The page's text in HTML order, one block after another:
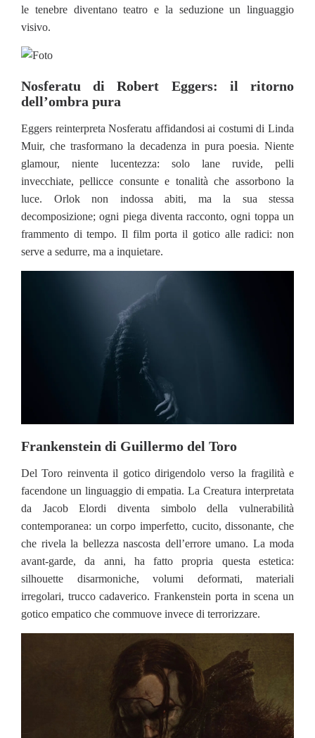
le tenebre diventano teatro e la seduzione un linguaggio
visivo.
Nosferatu di Robert Eggers: il ritorno
dell’ombra pura
Eggers reinterpreta Nosferatu affidandosi ai costumi di Linda
Muir, che trasformano la decadenza in pura poesia. Niente
glamour, niente lucentezza: solo lane ruvide, pelli
invecchiate, pellicce consunte e tonalità che assorbono la
luce. Orlok non indossa abiti, ma la sua stessa
decomposizione; ogni piega diventa racconto, ogni toppa un
frammento di tempo. Il film porta il gotico alle radici: non
serve a sedurre, ma a inquietare.
Frankenstein di Guillermo del Toro
Del Toro reinventa il gotico dirigendolo verso la fragilità e
facendone un linguaggio di empatia. La Creatura interpretata
da Jacob Elordi diventa simbolo della vulnerabilità
contemporanea: un corpo imperfetto, cucito, dissonante, che
che rivela la bellezza nascosta dell’errore umano. La moda
avant-garde, da anni, ha fatto propria questa estetica:
silhouette disarmoniche, volumi deformati, materiali
irregolari, trucco cadaverico. Frankenstein porta in scena un
gotico empatico che commuove invece di terrorizzare.